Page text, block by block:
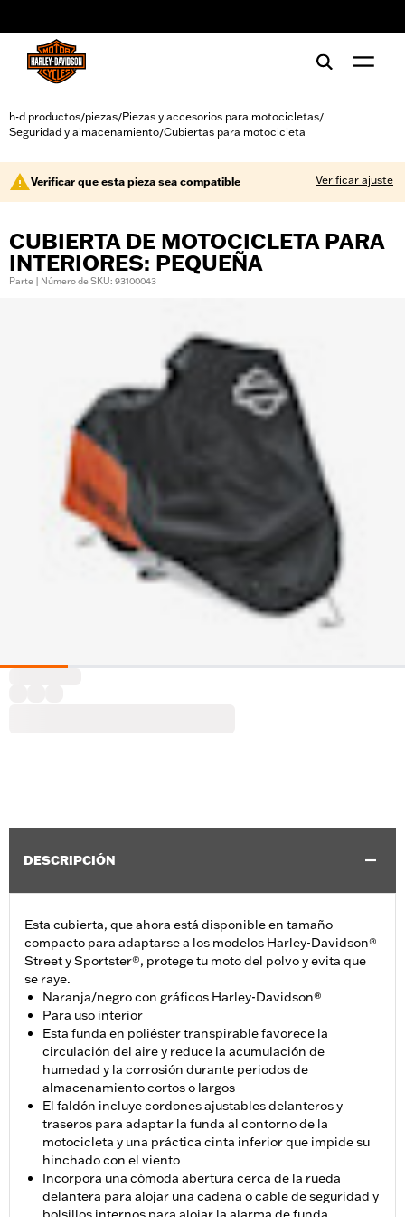
h-d productos/piezas/Piezas y accesorios para motocicletas/
Seguridad y almacenamiento/Cubiertas para motocicleta
Verificar que esta pieza sea compatible Verificar ajuste
CUBIERTA DE MOTOCICLETA PARA
INTERIORES: PEQUEÑA
Parte | Número de SKU: 93100043
DESCRIPCIÓN
Esta cubierta, que ahora está disponible en tamaño
compacto para adaptarse a los modelos Harley-Davidson®
Street y Sportster®, protege tu moto del polvo y evita que
se raye.
Naranja/negro con gráficos Harley-Davidson®
Para uso interior
Esta funda en poliéster transpirable favorece la
circulación del aire y reduce la acumulación de
humedad y la corrosión durante periodos de
almacenamiento cortos o largos
El faldón incluye cordones ajustables delanteros y
traseros para adaptar la funda al contorno de la
motocicleta y una práctica cinta inferior que impide su
hinchado con el viento
Incorpora una cómoda abertura cerca de la rueda
delantera para alojar una cadena o cable de seguridad y